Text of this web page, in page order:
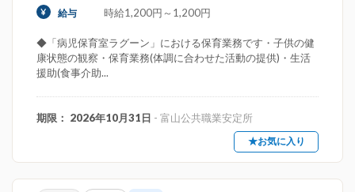
給与 時給1,200円～1,200円
◆「病児保育室ラグーン」における保育業務です・子供の健
康状態の観察・保育業務(体調に合わせた活動の提供)・生活
援助(食事介助...
期限： 2026年10月31日 - 富山公共職業安定所
★お気に入り